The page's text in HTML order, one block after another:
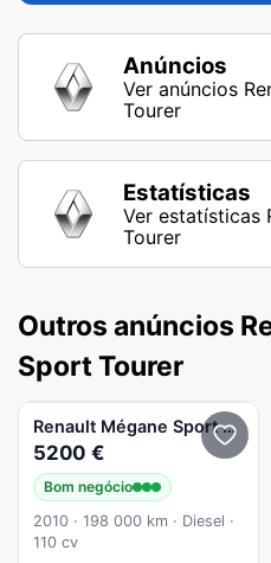
Anúncios
Ver anúncios
Tourer
Estatísticas
Ver estatísticas
Tourer
Outros anúncios
Sport Tourer
Renault Mégane Sport Tourer
5200 €
Bom negócio
2010 · 198 000 km · Diesel ·
110 cv